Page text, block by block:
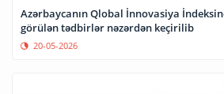
Azərbaycanın Qlobal İnnovasiya
görülən tədbirlər nəzərdən keçirilib
20-05-2026